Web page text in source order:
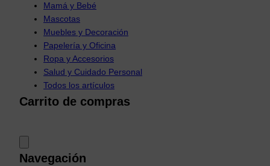
Mamá y Bebé
Mascotas
Muebles y Decoración
Papelería y Oficina
Ropa y Accesorios
Salud y Cuidado Personal
Todos los artículos
Carrito de compras
Navegación